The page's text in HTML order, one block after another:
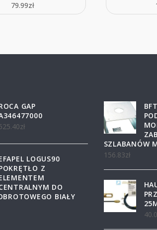
79.99zł
GAP
zł
LOGUS90
Z
DO
BIAŁY
SZLABANÓW
156.83zł